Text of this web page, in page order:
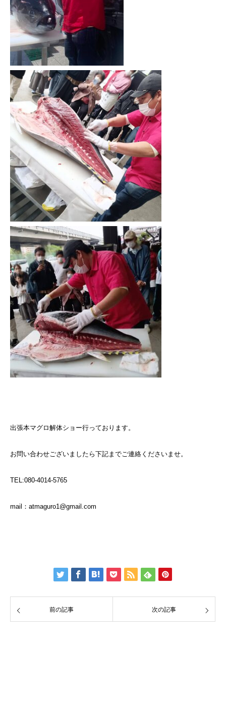
出張本マグロ解体ショー行っております。
お問い合わせございましたら下記までご連絡くださいませ。
TEL:080-4014-5765
mail：atmaguro1@gmail.com
前の記事 次の記事